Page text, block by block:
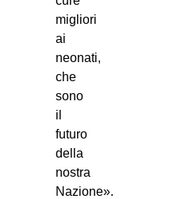
migliori
ai
neonati,
che
sono
il
futuro
della
nostra
Nazione».